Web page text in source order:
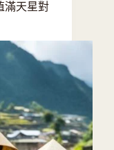
滿天星對